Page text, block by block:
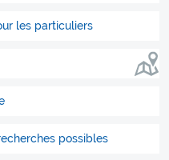
les particuliers
possibles